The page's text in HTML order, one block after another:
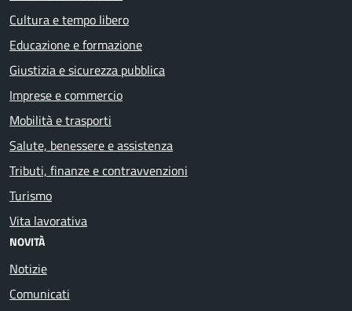
Cultura e tempo libero
Educazione e formazione
Giustizia e sicurezza pubblica
Imprese e commercio
Mobilità e trasporti
Salute, benessere e assistenza
Tributi, finanze e contravvenzioni
Turismo
Vita lavorativa
NOVITÀ
Notizie
Comunicati